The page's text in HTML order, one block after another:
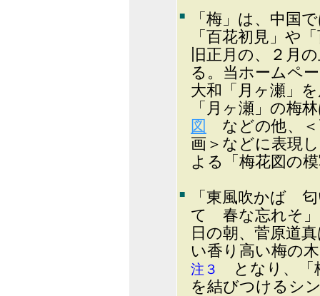
■
「梅」は、中国
「百花初見」や
旧正月の、２月
る。当ホームペ
大和「月ヶ瀬」
「月ヶ瀬」の梅
図
などの他、＜
画＞などに表現
よる「梅花図の
■
「東風吹かば
て 春な忘れそ」
日の朝、菅原道
い香り高い梅の
注３
となり、「
を結びつけるシ